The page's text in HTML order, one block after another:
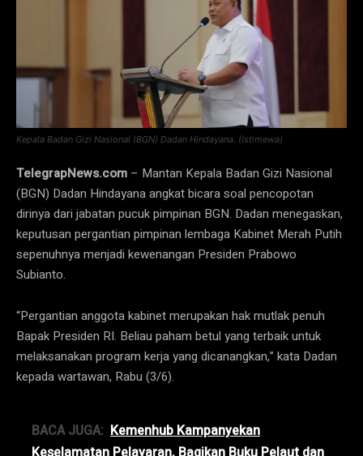
Kepala Badan Gizi Nasional (BGN) Dadan Hindayana. (Istimewa)
TelegrapNews.com – Mantan Kepala Badan Gizi Nasional
(BGN) Dadan Hindayana angkat bicara soal pencopotan
dirinya dari jabatan pucuk pimpinan BGN. Dadan menegaskan,
keputusan pergantian pimpinan lembaga Kabinet Merah Putih
sepenuhnya menjadi kewenangan Presiden Prabowo
Subianto.
“Pergantian anggota kabinet merupakan hak mutlak penuh
Bapak Presiden RI. Beliau paham betul yang terbaik untuk
melaksanakan program kerja yang dicanangkan,” kata Dadan
kepada wartawan, Rabu (3/6).
BACA JUGA: Kemenhub Kampanyekan